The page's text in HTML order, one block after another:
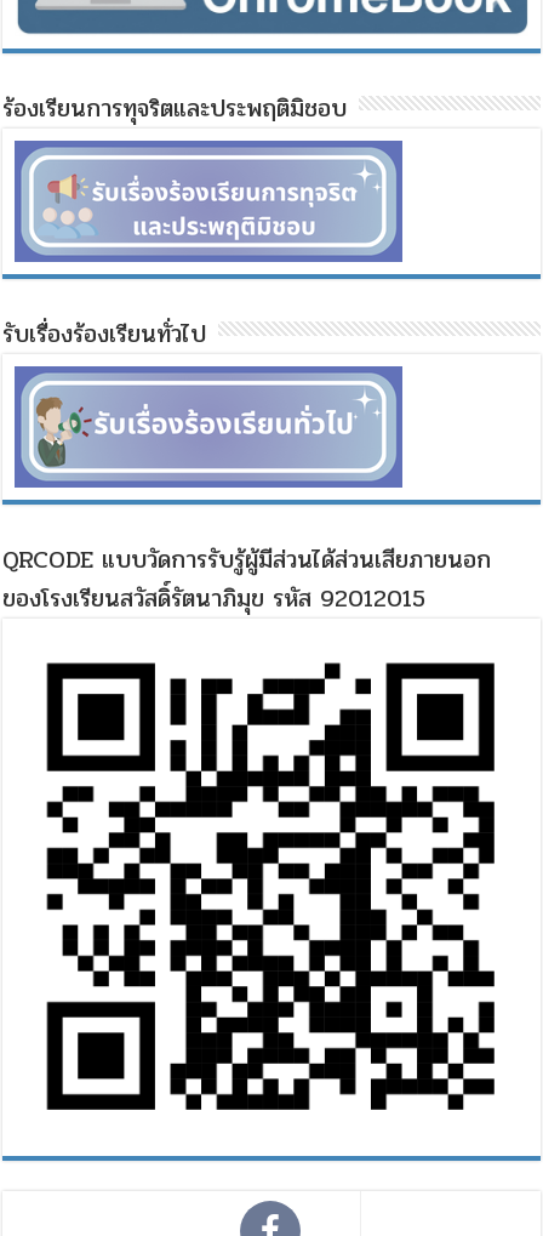
ร้องเรียนการทุจริตและประพฤติมิชอบ
รับเรื่องร้องเรียนทั่วไป
QRCODE แบบวัดการรับรู้ผู้มีส่วนได้ส่วนเสียภายนอก
ของโรงเรียนสวัสดิ์รัตนาภิมุข รหัส 92012015